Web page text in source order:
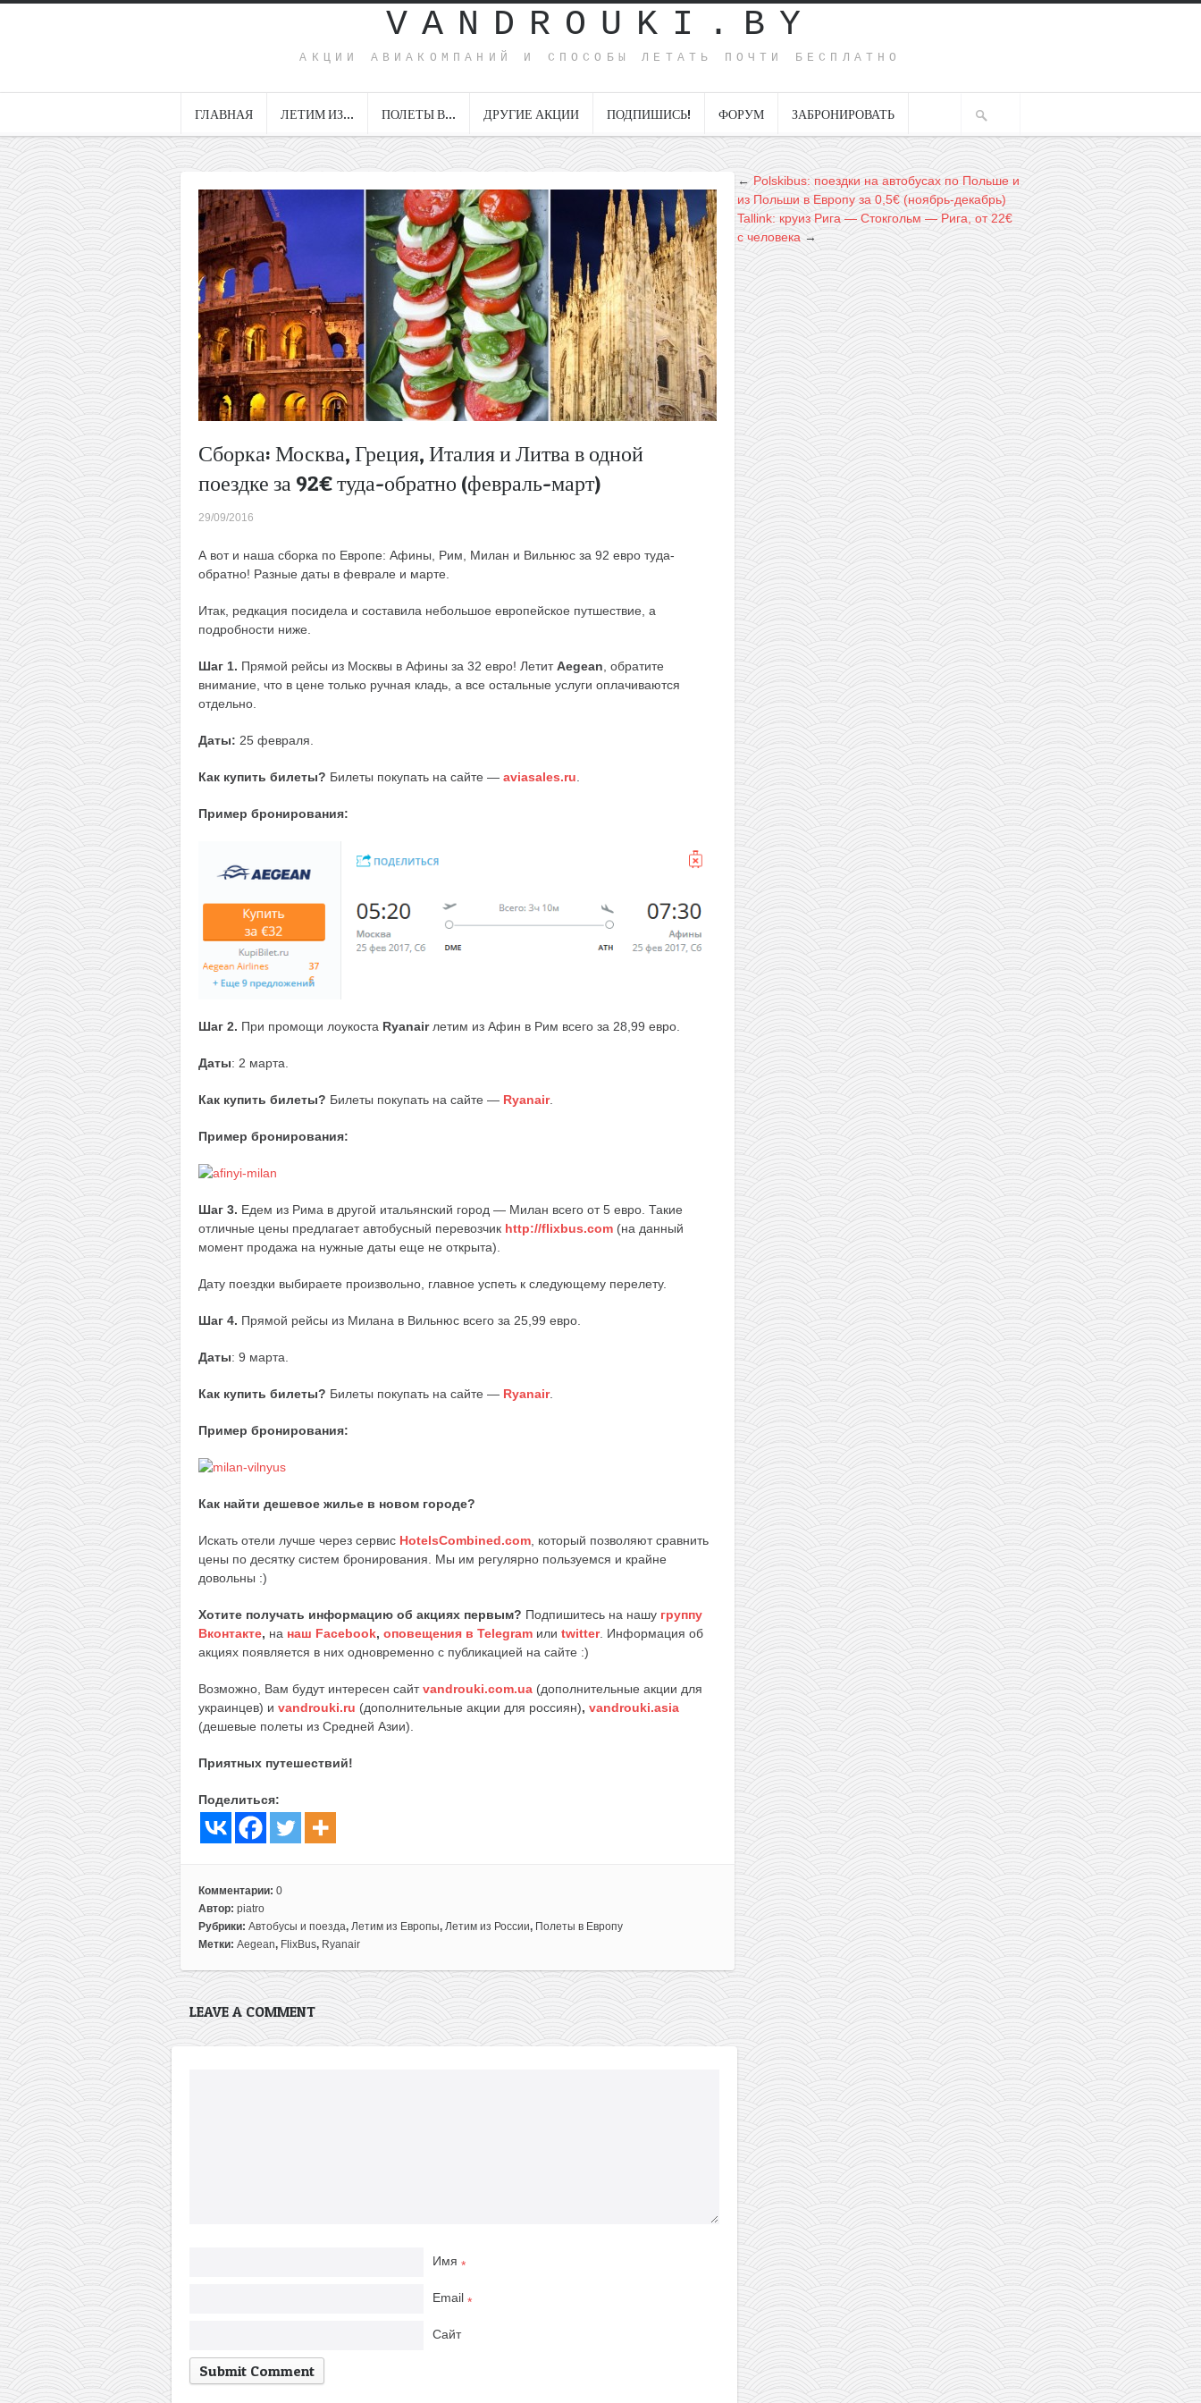
VANDROUKI.BY
АКЦИИ АВИАКОМПАНИЙ И СПОСОБЫ ЛЕТАТЬ ПОЧТИ БЕСПЛАТНО
ГЛАВНАЯ ЛЕТИМ ИЗ… ПОЛЕТЫ В… ДРУГИЕ АКЦИИ ПОДПИШИСЬ! ФОРУМ ЗАБРОНИРОВАТЬ
Сборка: Москва, Греция, Италия и Литва в одной
поездке за 92€ туда-обратно (февраль-март)
29/09/2016
А вот и наша сборка по Европе: Афины, Рим, Милан и Вильнюс за 92 евро туда-
обратно! Разные даты в феврале и марте.
Итак, редкация посидела и составила небольшое европейское путшествие, а
подробности ниже.
Шаг 1. Прямой рейсы из Москвы в Афины за 32 евро! ЛетитAegean , обратите
внимание, что в цене только ручная кладь, а все остальные услуги оплачиваются
отдельно.
Даты: 25 февраля.
Как купить билеты? Билеты покупать на сайте — aviasales.ru
Пример бронирования:
Шаг 2. При промощи лоукоста Ryanairлетим из Афин в Рим всего за 28,99 евро.
Даты: 2 марта.
Как купить билеты? Билеты покупать на сайте — Ryanair.
Пример бронирования:
Шаг 3. Едем из Рима в другой итальянский город — Милан всего от 5 евро. Такие
отличные цены предлагает автобусный перевозчик http://flixbus.com (на данный
момент продажа на нужные даты еще не открыта).
Дату поездки выбираете произвольно, главное успеть к следующему перелету.
Шаг 4. Прямой рейсы из Милана в Вильнюс всего за 25,99 евро.
Даты: 9 марта.
Как купить билеты? Билеты покупать на сайте — Ryanair.
Пример бронирования:
Как найти дешевое жилье в новом городе?
Искать отели лучше через сервис HotelsCombined.com , который позволяют сравнить
цены по десятку систем бронирования. Мы им регулярно пользуемся и крайне
довольны :)
Хотите получать информацию об акциях первым? Подпишитесь на нашу группу
Вконтакте, на наш Facebook, оповещения в Telegram или twitter. Информация об
акциях появляется в них одновременно с публикацией на сайте :)
Возможно, Вам будут интересен сайтvandrouki.com.ua (дополнительные акции для
украинцев) и vandrouki.ru (дополнительные акции для россиян), vandrouki.asia
(дешевые полеты из Средней Азии).
Приятных путешествий!
Поделиться:
Комментарии: 0
Автор: piatro
Рубрики: Автобусы и поезда, Летим из Европы, Летим из России, Полеты в Европу
Метки: Aegean, FlixBus, Ryanair
LEAVE A COMMENT
Имя *
Email *
Сайт
←Polskibus: поездки на автобусах по Польше и
из Польши в Европу за 0,5€ (ноябрь-декабрь)
Tallink: круиз Рига — Стокгольм — Рига, от 22€
с человека →